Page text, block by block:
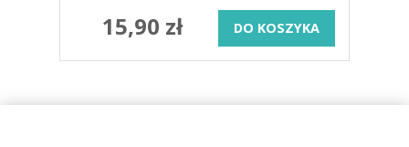
15,90 zł DO KOSZYKA